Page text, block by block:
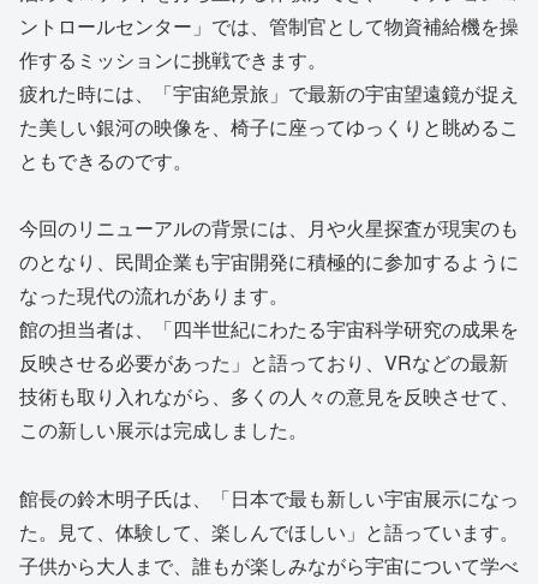
ントロールセンター」では、管制官として物資補給機を操
作するミッションに挑戦できます。
疲れた時には、「宇宙絶景旅」で最新の宇宙望遠鏡が捉え
た美しい銀河の映像を、椅子に座ってゆっくりと眺めるこ
ともできるのです。
今回のリニューアルの背景には、月や火星探査が現実のも
のとなり、民間企業も宇宙開発に積極的に参加するように
なった現代の流れがあります。
館の担当者は、「四半世紀にわたる宇宙科学研究の成果を
反映させる必要があった」と語っており、VRなどの最新
技術も取り入れながら、多くの人々の意見を反映させて、
この新しい展示は完成しました。
館長の鈴木明子氏は、「日本で最も新しい宇宙展示になっ
た。見て、体験して、楽しんでほしい」と語っています。
子供から大人まで、誰もが楽しみながら宇宙について学べ